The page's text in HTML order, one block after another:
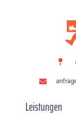
Leistungen